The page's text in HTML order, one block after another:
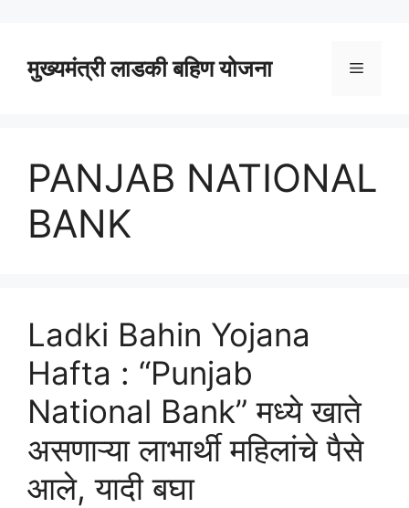
मुख्यमंत्री लाडकी बहिण योजना Menu
PANJAB NATIONAL
BANK
Ladki Bahin Yojana
Hafta : “Punjab
National Bank” मध्ये खाते
असणाऱ्या लाभार्थी महिलांचे पैसे
आले, यादी बघा